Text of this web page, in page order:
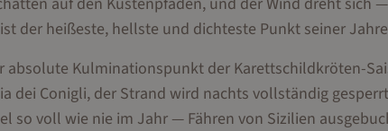
der heißeste, hellste und dichteste Punkt seiner
absolute Kulminationspunkt der Karettschildkröten-
dei Conigli, der Strand wird nachts vollständig
so voll wie nie im Jahr — Fähren von Sizilien